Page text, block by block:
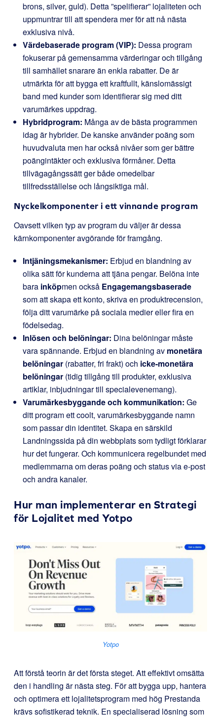
brons, silver, guld). Detta ”spelifierar” lojaliteten och
uppmuntrar till att spendera mer för att nå nästa
exklusiva nivå.
Värdebaserade program (VIP): Dessa program
fokuserar på gemensamma värderingar och tillgång
till samhället snarare än enkla rabatter. De är
utmärkta för att bygga ett kraftfullt, känslomässigt
band med kunder som identifierar sig med ditt
varumärkes uppdrag.
Hybridprogram: Många av de bästa programmen
idag är hybrider. De kanske använder poäng som
huvudvaluta men har också nivåer som ger bättre
poängintäkter och exklusiva förmåner. Detta
tillvägagångssätt ger både omedelbar
tillfredsställelse och långsiktiga mål.
Nyckelkomponenter i ett vinnande program
Oavsett vilken typ av program du väljer är dessa
kärnkomponenter avgörande för framgång.
Intjäningsmekanismer: Erbjud en blandning av
olika sätt för kunderna att tjäna pengar. Belöna inte
bara inköpmen också Engagemangsbaserade
som att skapa ett konto, skriva en produktrecension,
följa ditt varumärke på sociala medier eller fira en
födelsedag.
Inlösen och belöningar: Dina belöningar måste
vara spännande. Erbjud en blandning av monetära
belöningar (rabatter, fri frakt) och icke-monetära
belöningar (tidig tillgång till produkter, exklusiva
artiklar, inbjudningar till specialevenemang).
Varumärkesbyggande och kommunikation: Ge
ditt program ett coolt, varumärkesbyggande namn
som passar din identitet. Skapa en särskild
Landningssida på din webbplats som tydligt förklarar
hur det fungerar. Och kommunicera regelbundet med
medlemmarna om deras poäng och status via e-post
och andra kanaler.
Hur man implementerar en Strategi
för Lojalitet med Yotpo
Yotpo
Att förstå teorin är det första steget. Att effektivt omsätta
den i handling är nästa steg. För att bygga upp, hantera
och optimera ett lojalitetsprogram med hög Prestanda
krävs sofistikerad teknik. En specialiserad lösning som